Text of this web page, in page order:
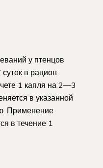
у птенцов
в рацион
1 капля на 2—3
в указанной
Применение
в течение 1